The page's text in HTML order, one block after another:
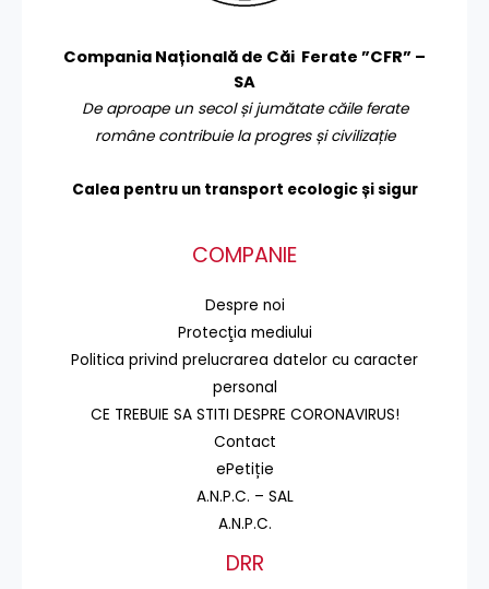
Compania Națională de Căi Ferate ”CFR” –
SA
De aproape un secol și jumătate căile ferate
române contribuie la progres și civilizație
Calea pentru un transport ecologic și sigur
COMPANIE
Despre noi
Protecţia mediului
Politica privind prelucrarea datelor cu caracter
personal
CE TREBUIE SA STITI DESPRE CORONAVIRUS!
Contact
ePetiție
A.N.P.C. – SAL
A.N.P.C.
DRR